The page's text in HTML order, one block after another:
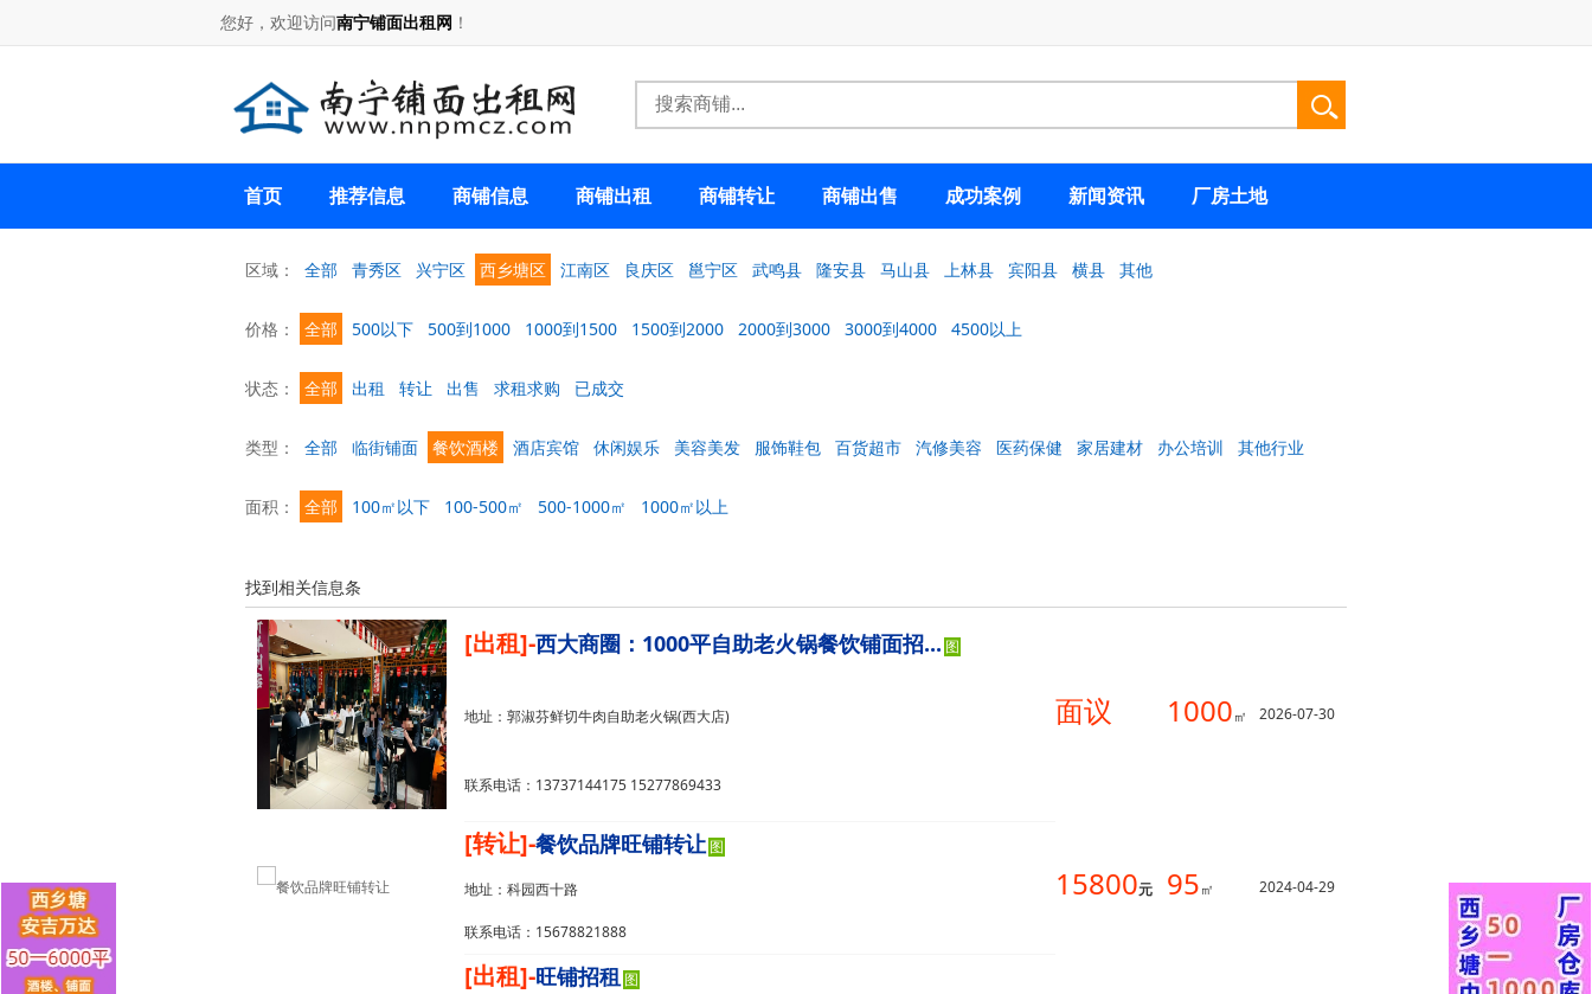
您好，欢迎访问南宁铺面出租网 ！
首页 推荐信息 商铺信息 商铺出租 商铺转让 商铺出售 成功案例 新闻资讯 厂房土地
区域： 全部 青秀区 兴宁区 西乡塘区 江南区 良庆区 邕宁区 武鸣县 隆安县 马山县 上林县 宾阳县 横县 其他
价格： 全部 500以下 500到1000 1000到1500 1500到2000 2000到3000 3000到4000 4500以上
状态： 全部 出租 转让 出售 求租求购 已成交
类型： 全部 临街铺面 餐饮酒楼 酒店宾馆 休闲娱乐 美容美发 服饰鞋包 百货超市 汽修美容 医药保健 家居建材 办公培训 其他行业
面积： 全部 100㎡以下 100-500㎡ 500-1000㎡ 1000㎡以上
找到相关信息条
[出租]-西大商圈：1000平自助老火锅餐饮铺面招... 图
面议 1000㎡ 2026-07-30
地址：郭淑芬鲜切牛肉自助老火锅(西大店)
联系电话：13737144175 15277869433
[转让]-餐饮品牌旺铺转让 图
15800元 95㎡ 2024-04-29
地址：科园西十路
联系电话：15678821888
[出租]-旺铺招租 图